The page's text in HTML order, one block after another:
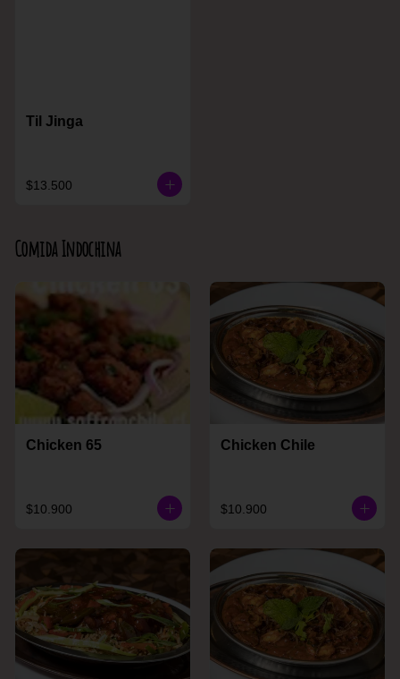
Til Jinga
$13.500
Comida Indochina
Chicken 65
$10.900
Chicken Chile
$10.900